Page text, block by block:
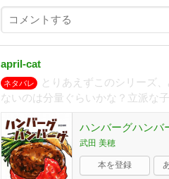
april-cat
ネタバレ
とりあえずこのシリーズ
ないのは分量ぐらいかな？立派な
ハンバーグハンバ
武田 美穂
本を登録